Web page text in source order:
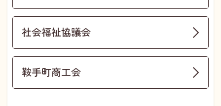
社会福祉協議会
鞍手町商工会